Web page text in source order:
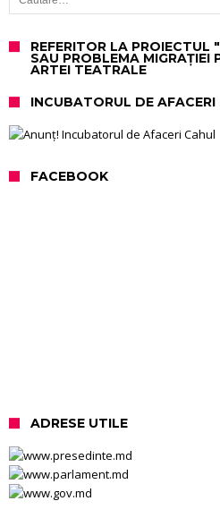
REFERITOR LA PROIECTUL
SAU PROBLEMA MIGRAȚIEI
ARTEI TEATRALE
INCUBATORUL DE AFACERI
FACEBOOK
ADRESE UTILE